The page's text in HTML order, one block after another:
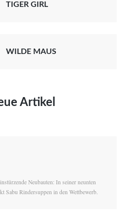
TIGER GIRL
WILDE MAUS
Artikel
Neubauten: In seiner neunten
Sabu Rindersuppen in den Wettbewerb.